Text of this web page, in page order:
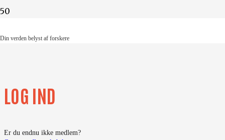
Din verden belyst af forskere
LOG IND
Er du endnu ikke medlem?